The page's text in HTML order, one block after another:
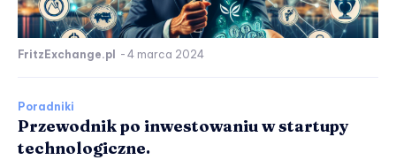
FritzExchange.pl - 4 marca 2024
Poradniki
Przewodnik po inwestowaniu w startupy
technologiczne.